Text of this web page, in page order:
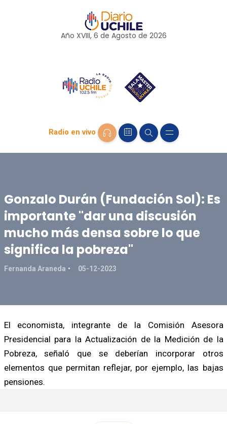
Año XVIII, 6 de Agosto de 2026
Radio en vivo
Gonzalo Durán (Fundación Sol): Es
importante "dar una discusión
mucho más densa sobre lo que
significa la pobreza"
Fernanda Araneda 05-12-2023
El economista, integrante de la Comisión Asesora
Presidencial para la Actualización de la Medición de la
Pobreza, señaló que se deberían incorporar otros
elementos que permitan reflejar, por ejemplo, las bajas
pensiones.